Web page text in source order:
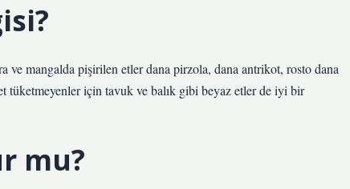
ve mangalda pişirilen etler dana pirzola, dana antrikot, rosto dana
tüketmeyenler için tavuk ve balık gibi beyaz etler de iyi bir
mu?